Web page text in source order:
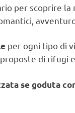
per scoprire la
per ogni tipo di
di rifugi
se goduta